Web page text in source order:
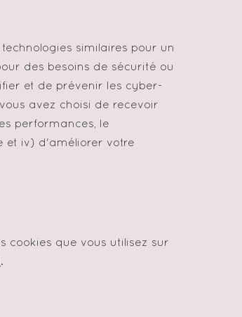
similaires pour un
des besoins de sécurité ou
et de prévenir les cyber-
avez choisi de recevoir
performances, le
et iv) d'améliorer votre
cookies que vous utilisez sur
.